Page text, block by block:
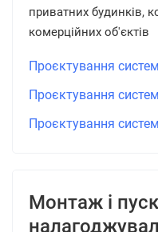
приватних будинків,
комерційних об'єктів
Проєктування
Проєктування
Проєктування
Монтаж і